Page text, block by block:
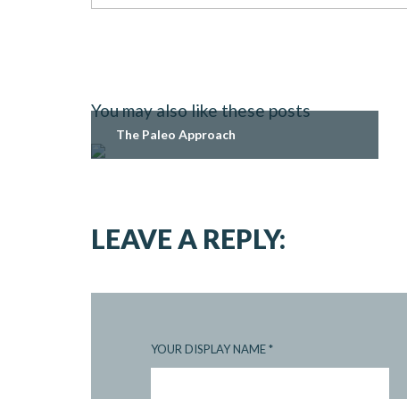
You may also like these posts
The Paleo Approach
LEAVE A REPLY:
YOUR DISPLAY NAME*